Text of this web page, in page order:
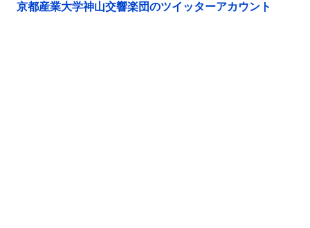
京都産業大学神山交響楽団のツイッターアカウント